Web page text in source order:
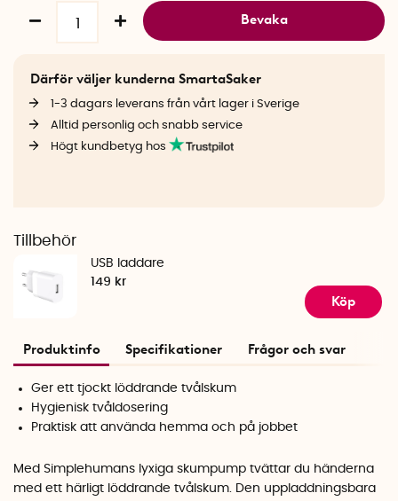
Bevaka
Därför väljer kunderna SmartaSaker
1-3 dagars leverans från vårt lager i Sverige
Alltid personlig och snabb service
Högt kundbetyg hos
Tillbehör
USB laddare
149 kr
Köp
Produktinfo Specifikationer Frågor och svar
Ger ett tjockt löddrande tvålskum
Hygienisk tvåldosering
Praktisk att använda hemma och på jobbet
Med Simplehumans lyxiga skumpump tvättar du händerna
med ett härligt löddrande tvålskum. Den uppladdningsbara